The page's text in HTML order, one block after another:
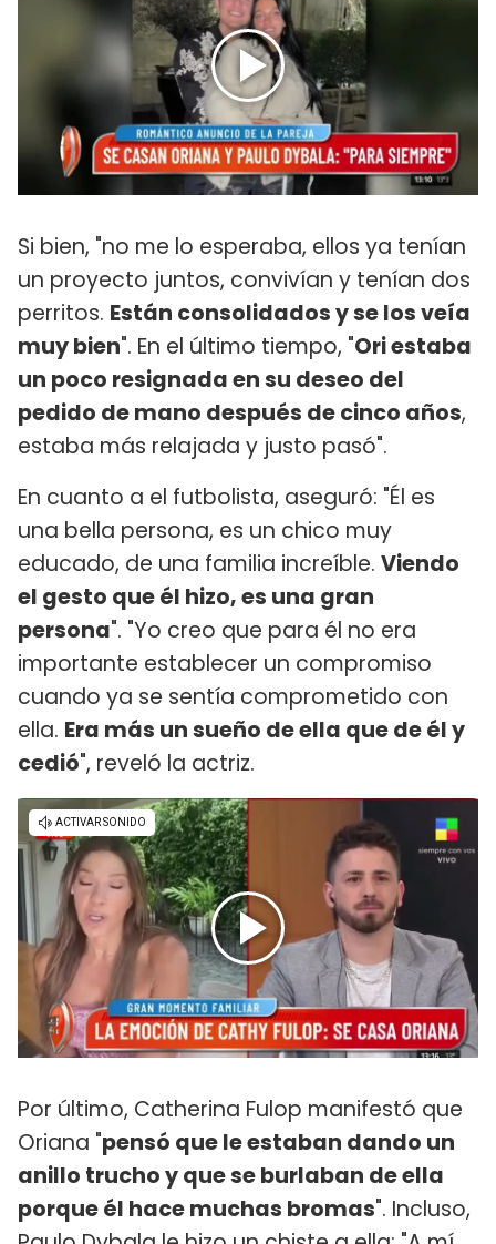
Si bien, "no me lo esperaba, ellos ya tenían
un proyecto juntos, convivían y tenían dos
perritos. Están consolidados y se los veía
muy bien". En el último tiempo, "Ori estaba
un poco resignada en su deseo del
pedido de mano después de cinco años,
estaba más relajada y justo pasó".
En cuanto a el futbolista, aseguró: "Él es
una bella persona, es un chico muy
educado, de una familia increíble. Viendo
el gesto que él hizo, es una gran
persona". "Yo creo que para él no era
importante establecer un compromiso
cuando ya se sentía comprometido con
ella. Era más un sueño de ella que de él y
cedió", reveló la actriz.
Por último, Catherina Fulop manifestó que
Oriana "pensó que le estaban dando un
anillo trucho y que se burlaban de ella
porque él hace muchas bromas". Incluso,